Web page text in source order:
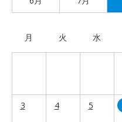
月 火 水
3 4 5